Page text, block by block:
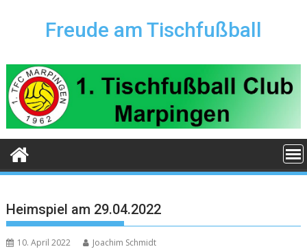
Freude am Tischfußball
Heimspiel am 29.04.2022
10. April 2022 Joachim Schmidt